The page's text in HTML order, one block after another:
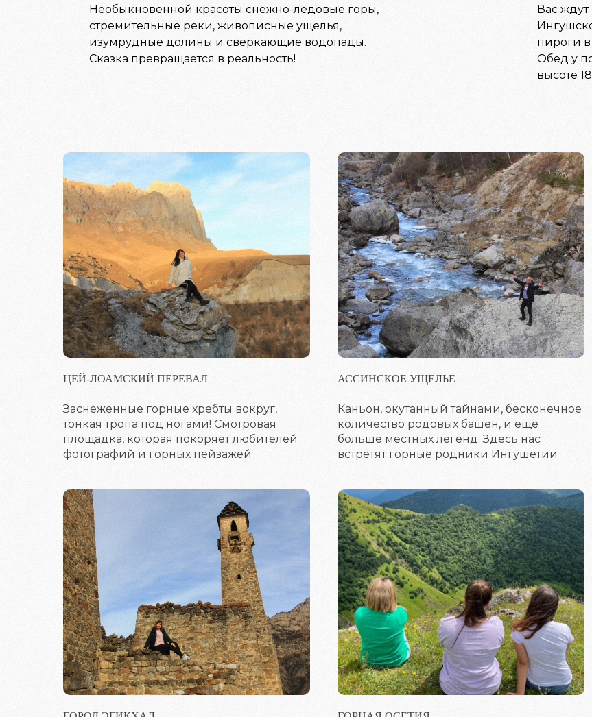
Необыкновенной красоты снежно-ледовые горы,
стремительные реки, живописные ущелья,
изумрудные долины и сверкающие водопады.
Сказка превращается в реальность!
Вас
пироги в
Обед у
высоте
ЦЕЙ-ЛОАМСКИЙ ПЕРЕВАЛ
Заснеженные горные хребты вокруг,
тонкая тропа под ногами! Смотровая
площадка, которая покоряет любителей
фотографий и горных пейзажей
АССИНСКОЕ УЩЕЛЬЕ
Каньон, окутанный тайнами, бесконечное
количество родовых башен, и еще
больше местных легенд. Здесь нас
встретят горные родники Ингушетии